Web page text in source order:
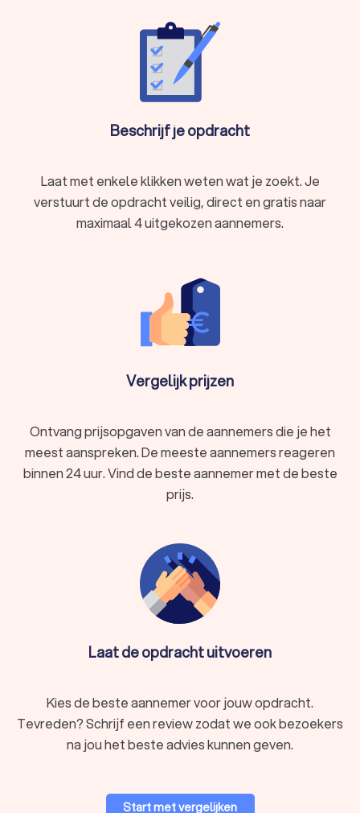
Beschrijf je opdracht
Laat met enkele klikken weten wat je zoekt. Je
verstuurt de opdracht veilig, direct en gratis naar
maximaal 4 uitgekozen aannemers.
Vergelijk prijzen
Ontvang prijsopgaven van de aannemers die je het
meest aanspreken. De meeste aannemers reageren
binnen 24 uur. Vind de beste aannemer met de beste
prijs.
Laat de opdracht uitvoeren
Kies de beste aannemer voor jouw opdracht.
Tevreden? Schrijf een review zodat we ook bezoekers
na jou het beste advies kunnen geven.
Start met vergelijken